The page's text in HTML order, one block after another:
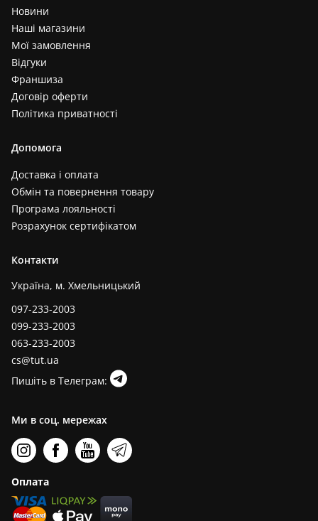
Новини
Наші магазини
Мої замовлення
Відгуки
Франшиза
Договір оферти
Політика приватності
Допомога
Доставка і оплата
Обмін та повернення товару
Програма лояльності
Розрахунок сертифікатом
Контакти
Україна, м. Хмельницький
097-233-2003
099-233-2003
063-233-2003
cs@tut.ua
Пишіть в Телеграм:
Ми в соц. мережах
Оплата